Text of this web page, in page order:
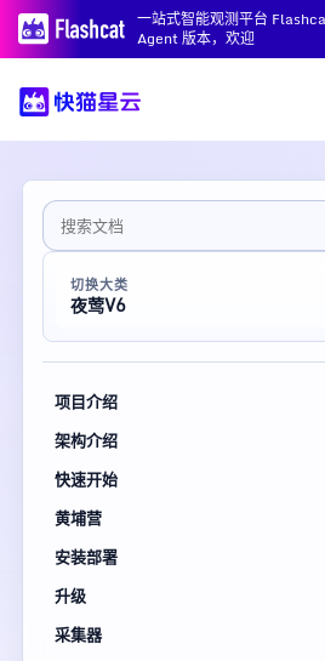
一站式智能观测平台
Agent 版本，欢迎
切换大类
夜莺V6
项目介绍
架构介绍
快速开始
黄埔营
安装部署
升级
采集器